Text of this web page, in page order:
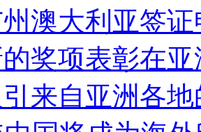
澳大利亚签
奖项表彰在
来自亚洲各